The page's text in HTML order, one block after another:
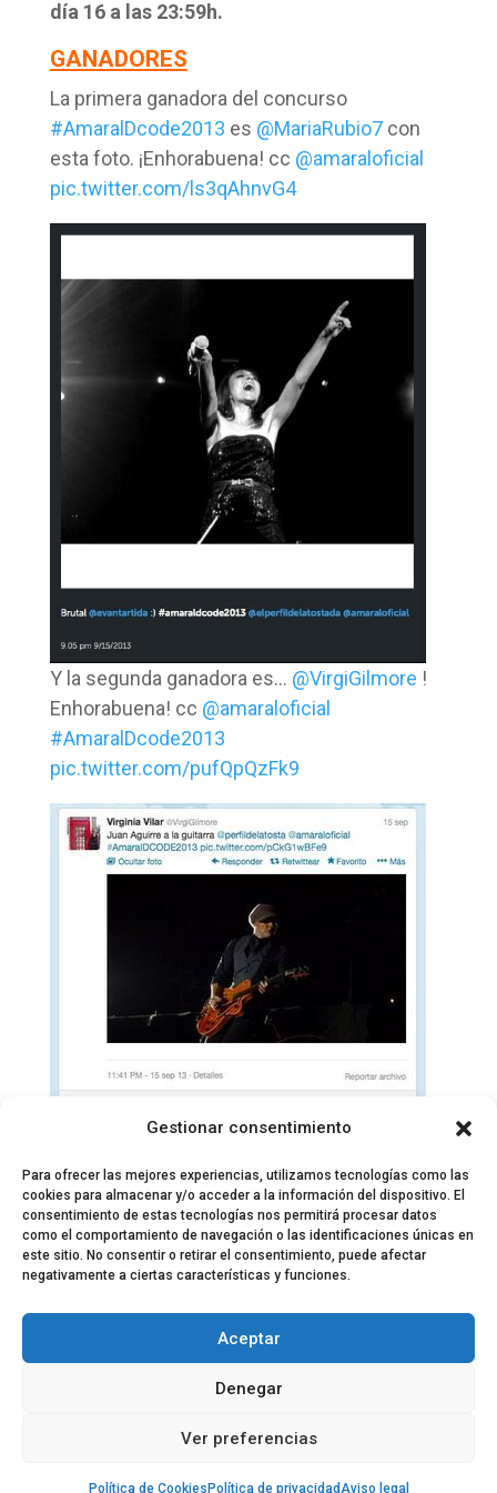
Gestionar consentimiento
Para ofrecer las mejores experiencias, utilizamos tecnologías como las
cookies para almacenar y/o acceder a la información del dispositivo. El
consentimiento de estas tecnologías nos permitirá procesar datos
como el comportamiento de navegación o las identificaciones únicas en
este sitio. No consentir o retirar el consentimiento, puede afectar
negativamente a ciertas características y funciones.
Aceptar
Denegar
Ver preferencias
Política de Cookies Política de privacidadAviso legal
día 16 a las 23:59h.
GANADORES
La primera ganadora del concurso
#AmaralDcode2013 es @MariaRubio7con
esta foto. ¡Enhorabuena! cc @amaraloficial
pic.twitter.com/ls3qAhnvG4
Y la segunda ganadora es… @VirgiGilmore !
Enhorabuena! cc @amaraloficial
#AmaralDcode2013
pic.twitter.com/pufQpQzFk9
Equipo EPDLT Contacto